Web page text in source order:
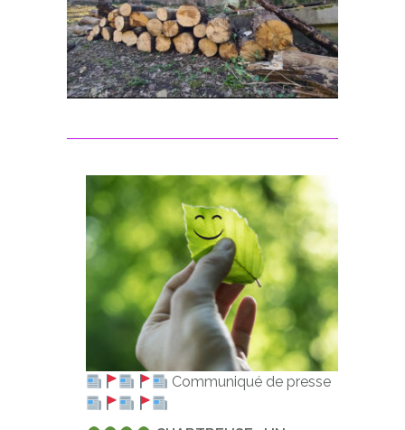
Communiqué de presse